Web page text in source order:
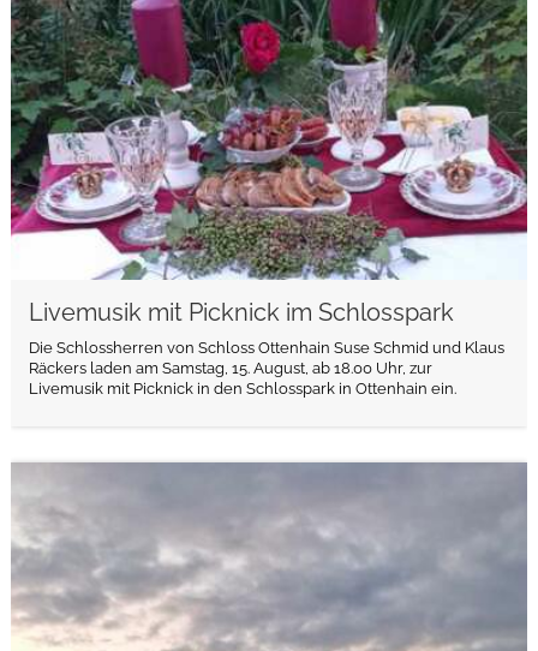
Livemusik mit Picknick im Schlosspark
Die Schlossherren von Schloss Ottenhain Suse Schmid und Klaus
Räckers laden am Samstag, 15. August, ab 18.00 Uhr, zur
Livemusik mit Picknick in den Schlosspark in Ottenhain ein.